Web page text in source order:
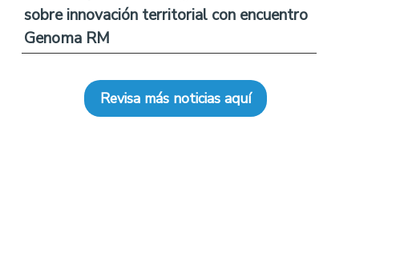
sobre innovación territorial con encuentro
Genoma RM
Revisa más noticias aquí